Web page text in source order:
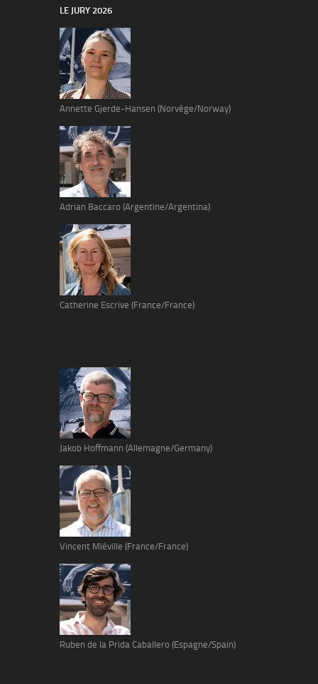
LE JURY 2026
Annette Gjerde-Hansen (Norvège/Norway)
Adrian Baccaro (Argentine/Argentina)
Catherine Escrive (France/France)
Jakob Hoffmann (Allemagne/Germany)
Vincent Miéville (France/France)
Ruben de la Prida Caballero (Espagne/Spain)